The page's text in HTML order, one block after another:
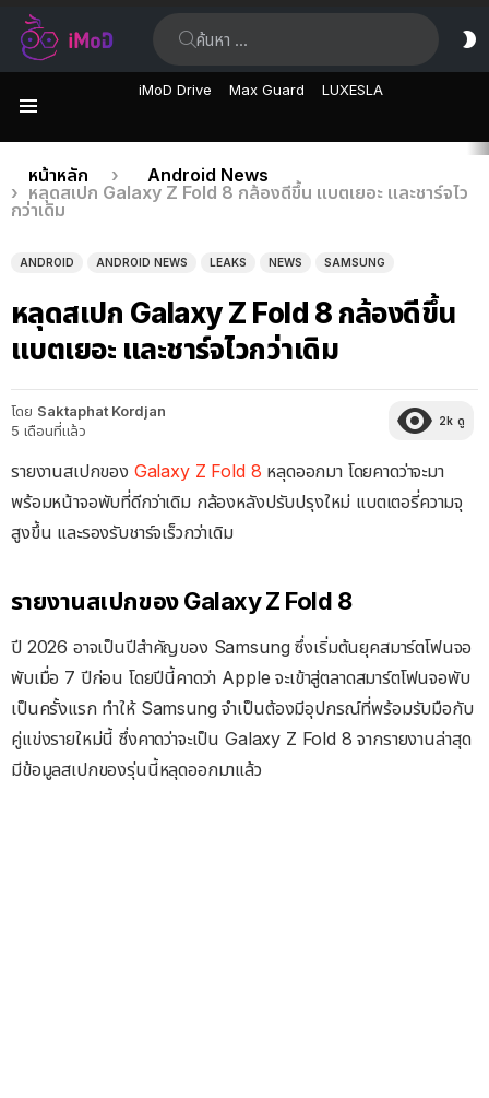
iMoD Drive Max Guard LUXESLA
เรื่อง
ล่าสุด
คุณอยู่ที่นี่:
หน้าหลัก
Android News
หลุดสเปก Galaxy Z Fold 8 กล้องดีขึ้น แบตเยอะ และชาร์จไว
กว่าเดิม
ANDROID ANDROID NEWS LEAKS NEWS SAMSUNG
หลุดสเปก Galaxy Z Fold 8 กล้องดีขึ้น
แบตเยอะ และชาร์จไวกว่าเดิม
โดย Saktaphat Kordjan
5 เดือนที่แล้ว
2k ดู
รายงานสเปกของ Galaxy Z Fold 8 หลุดออกมา โดยคาดว่าจะมา
พร้อมหน้าจอพับที่ดีกว่าเดิม กล้องหลังปรับปรุงใหม่ แบตเตอรี่ความจุ
สูงขึ้น และรองรับชาร์จเร็วกว่าเดิม
รายงานสเปกของ Galaxy Z Fold 8
ปี 2026 อาจเป็นปีสำคัญของ Samsung ซึ่งเริ่มต้นยุคสมาร์ตโฟนจอ
พับเมื่อ 7 ปีก่อน โดยปีนี้คาดว่า Apple จะเข้าสู่ตลาดสมาร์ตโฟนจอพับ
เป็นครั้งแรก ทำให้ Samsung จำเป็นต้องมีอุปกรณ์ที่พร้อมรับมือกับ
คู่แข่งรายใหม่นี้ ซึ่งคาดว่าจะเป็น Galaxy Z Fold 8 จากรายงานล่าสุด
มีข้อมูลสเปกของรุ่นนี้หลุดออกมาแล้ว